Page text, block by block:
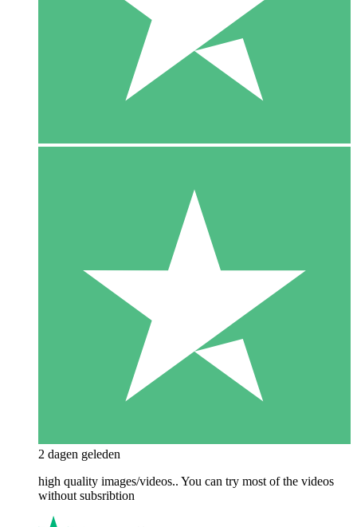
2 dagen geleden
high quality images/videos.. You can try most of the videos
without subsribtion